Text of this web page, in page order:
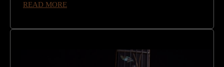
READ MORE